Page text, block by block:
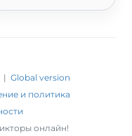
| Global version
и политика
онлайн!